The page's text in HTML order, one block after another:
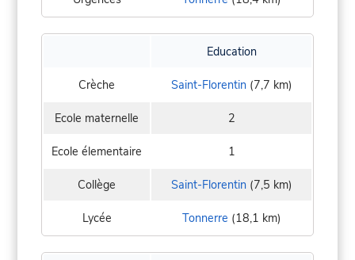
Education
Crèche Saint-Florentin(7,7 km)
Ecole maternelle 2
Ecole élementaire 1
Collège Saint-Florentin(7,5 km)
Lycée Tonnerre (18,1 km)